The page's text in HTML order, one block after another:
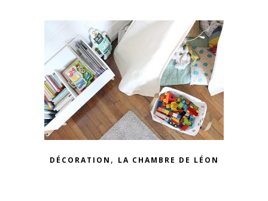
Facebook
sur Twitter sur Instagram
DÉCORATION , LA CHAMBRE DE LÉON